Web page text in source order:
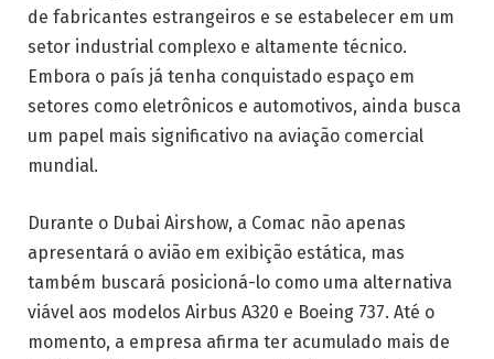
de fabricantes estrangeiros e se estabelecer em um
setor industrial complexo e altamente técnico.
Embora o país já tenha conquistado espaço em
setores como eletrônicos e automotivos, ainda busca
um papel mais significativo na aviação comercial
mundial.
Durante o Dubai Airshow, a Comac não apenas
apresentará o avião em exibição estática, mas
também buscará posicioná-lo como uma alternativa
viável aos modelos Airbus A320 e Boeing 737. Até o
momento, a empresa afirma ter acumulado mais de